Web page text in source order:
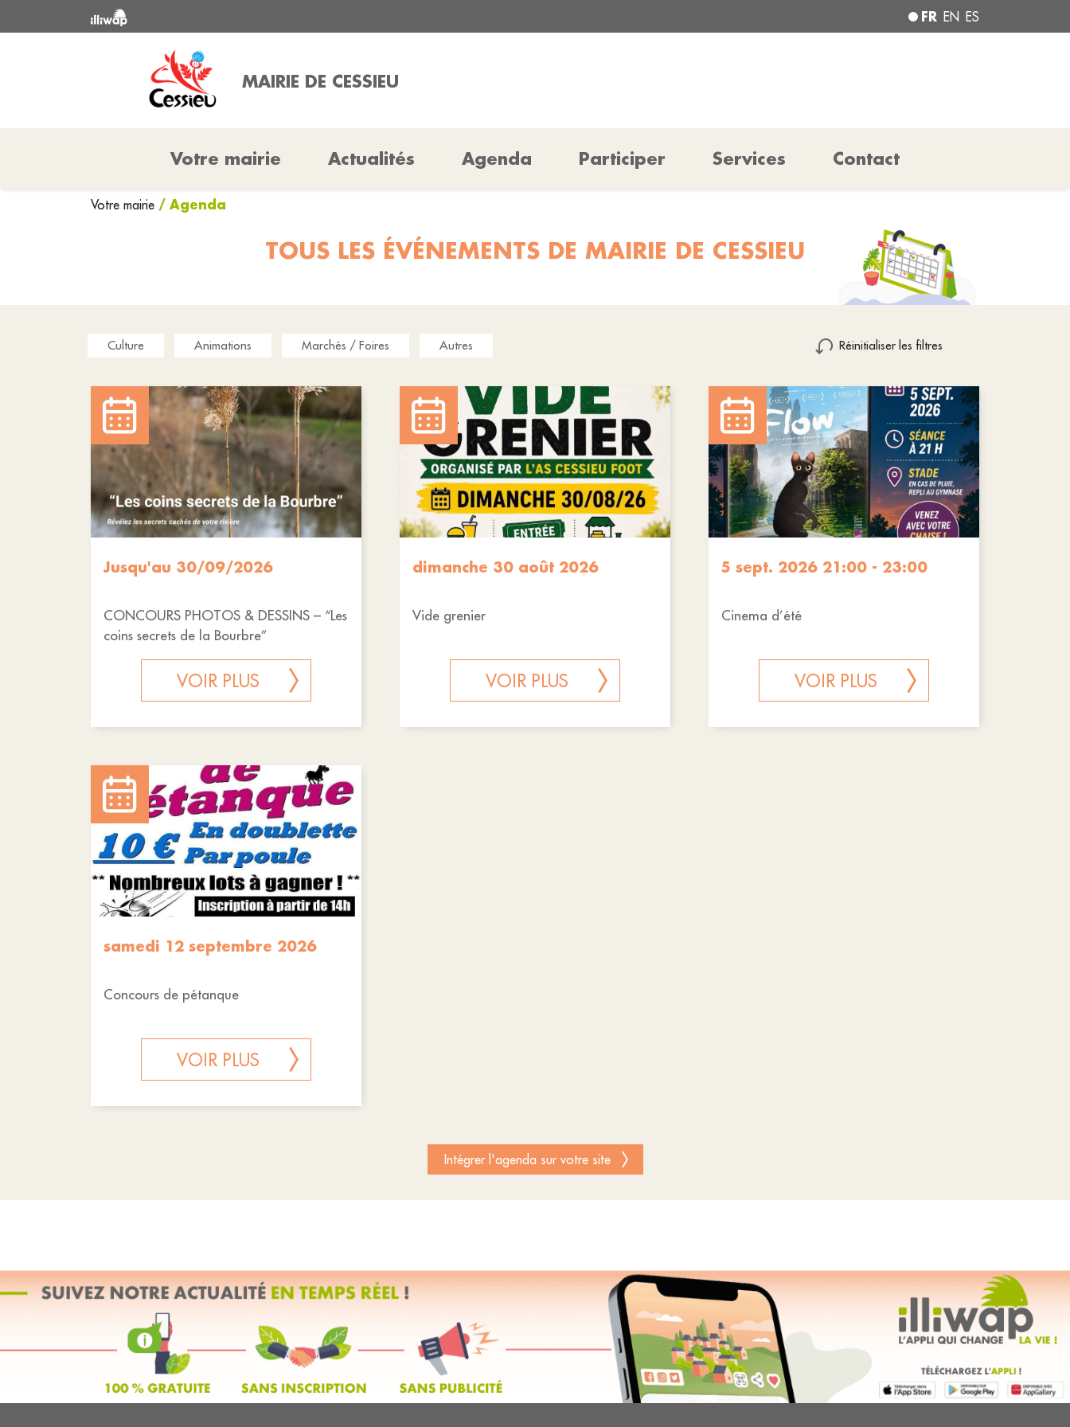
FR EN ES
MAIRIE DE CESSIEU
Votre mairie Actualités Agenda Participer Services Contact
Votre mairie / Agenda
TOUS LES ÉVÉNEMENTS DE MAIRIE DE CESSIEU
Culture Animations Marchés / Foires Autres Réinitialiser les filtres
Jusqu'au 30/09/2026
CONCOURS PHOTOS & DESSINS – “Les
coins secrets de la Bourbre”
VOIR PLUS
dimanche 30 août 2026
Vide grenier
VOIR PLUS
5 sept. 2026 21:00 - 23:00
Cinema d’été
VOIR PLUS
samedi 12 septembre 2026
Concours de pétanque
VOIR PLUS
Intégrer l'agenda sur votre site